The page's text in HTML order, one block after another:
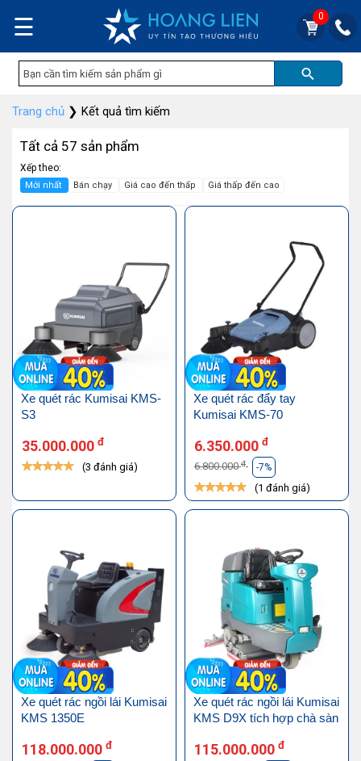
☰ 0
Trang chủ ❯ Kết quả tìm kiếm
Tất cả 57 sản phẩm
Xếp theo:
Mới nhất Bán chạy Giá cao đến thấp Giá thấp đến cao
Xe quét rác Kumisai KMS-
S3
35.000.000 đ
(3 đánh giá)
Xe quét rác đẩy tay
Kumisai KMS-70
6.350.000 đ
6.800.000đ -7%
(1 đánh giá)
Xe quét rác ngồi lái Kumisai
KMS 1350E
118.000.000 đ
Xe quét rác ngồi lái Kumisai
KMS D9X tích hợp chà sàn
115.000.000 đ